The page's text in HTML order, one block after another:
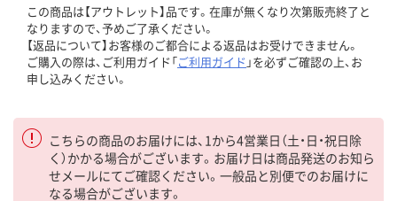
この商品は【アウトレット】品です。在庫が無くなり次第販売終了と
なりますので、予めご了承ください。
【返品について】お客様のご都合による返品はお受けできません。
ご購入の際は、ご利用ガイド「ご利用ガイド 」を必ずご確認の上、お
申し込みください。
こちらの商品のお届けには、1から4営業日（土・日・祝日除
く）かかる場合がございます。お届け日は商品発送のお知ら
せメールにてご確認ください。一般品と別便でのお届けに
なる場合がございます。